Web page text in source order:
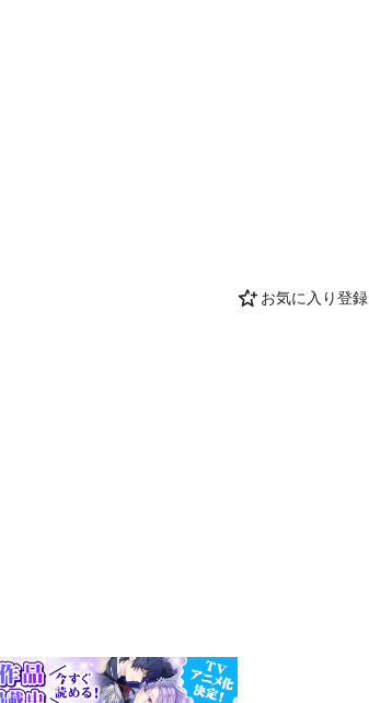
お気に入り登録
使い方をすれば、スパイスがおいしくな
徴、使い方まで細かく解説！レシピで必
う使い方をしてみようかな」といろいろ
ているので、「家にあるこのスパイスで
がGABAN®と初のタッグ！予約のとれな
全62品！GABAN®を代表する、ブラック
ズオイルサーディンとトマトの炊き込み
肉団子のはちみつレモンあんかけミック
きんぴらあさりと白菜のさっと煮長いも
ょうがのサラダ牛肉とニラのミント炒め
のミックススパイスRECIPE〈種類と特
いんおわりにColumn 01 そもそもスパイ
パイスの形状の違いColumn 04 似てい